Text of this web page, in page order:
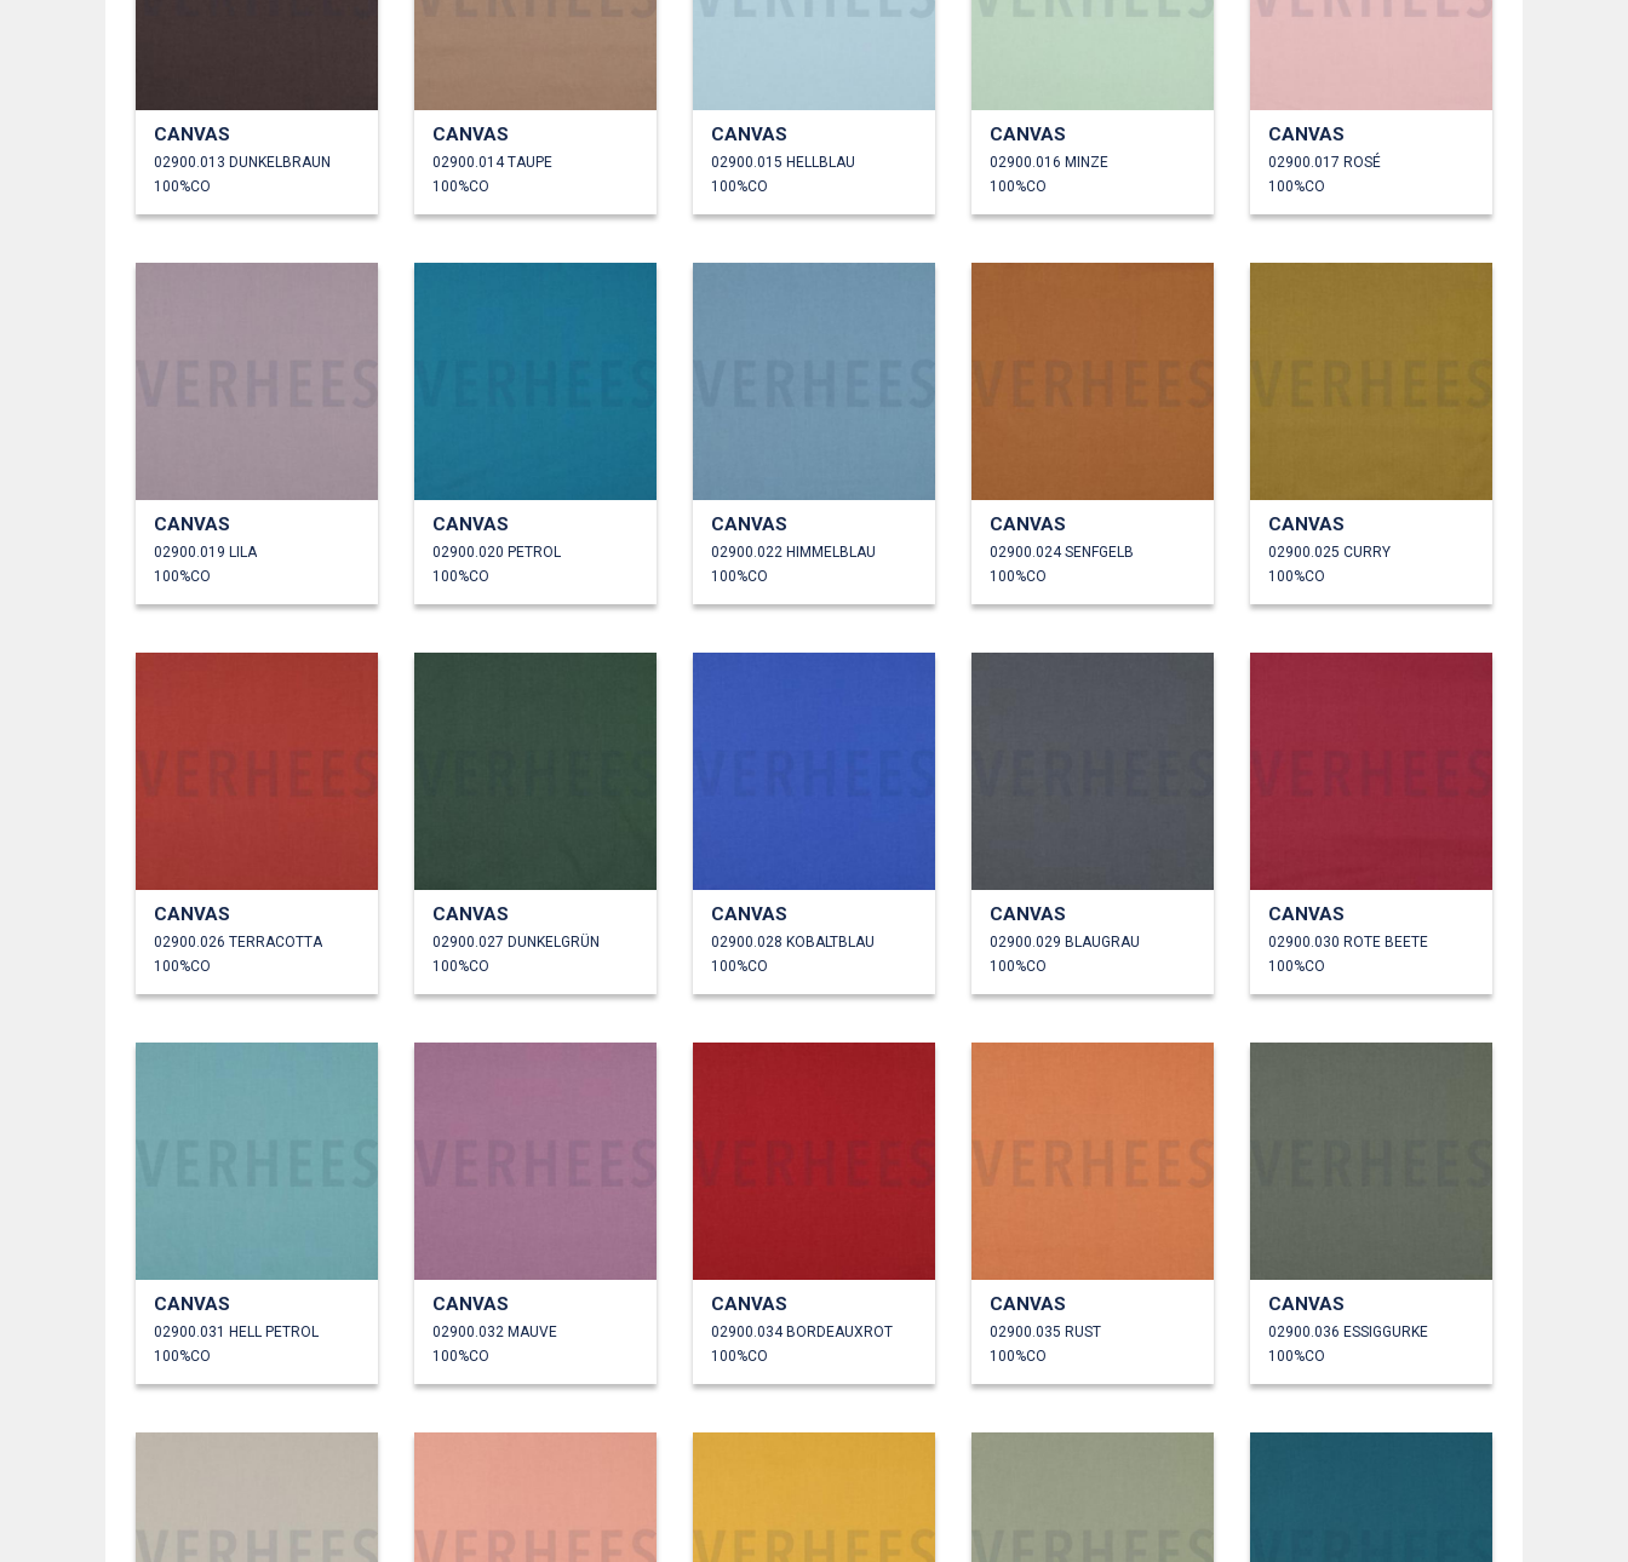
CANVAS
02900.013 DUNKELBRAUN
100%CO
CANVAS
02900.014 TAUPE
100%CO
CANVAS
02900.015 HELLBLAU
100%CO
CANVAS
02900.016 MINZE
100%CO
CANVAS
02900.017 ROSÉ
100%CO
CANVAS
02900.019 LILA
100%CO
CANVAS
02900.020 PETROL
100%CO
CANVAS
02900.022 HIMMELBLAU
100%CO
CANVAS
02900.024 SENFGELB
100%CO
CANVAS
02900.025 CURRY
100%CO
CANVAS
02900.026 TERRACOTTA
100%CO
CANVAS
02900.027 DUNKELGRÜN
100%CO
CANVAS
02900.028 KOBALTBLAU
100%CO
CANVAS
02900.029 BLAUGRAU
100%CO
CANVAS
02900.030 ROTE BEETE
100%CO
CANVAS
02900.031 HELL PETROL
100%CO
CANVAS
02900.032 MAUVE
100%CO
CANVAS
02900.034 BORDEAUXROT
100%CO
CANVAS
02900.035 RUST
100%CO
CANVAS
02900.036 ESSIGGURKE
100%CO